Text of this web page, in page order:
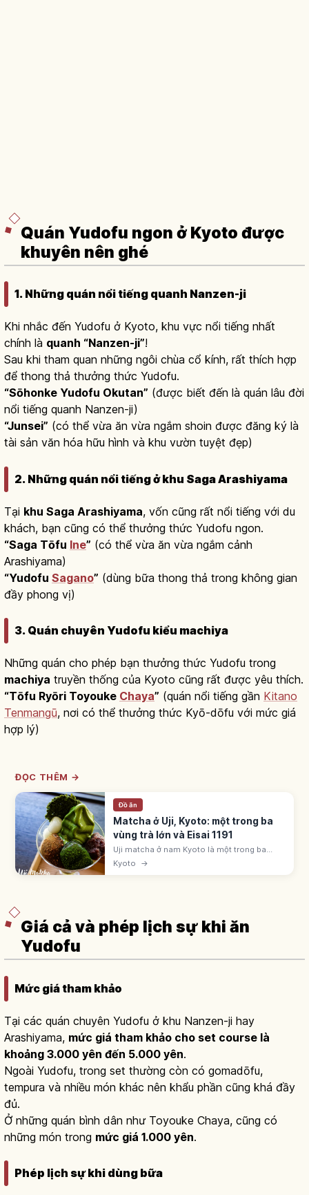
Quán Yudofu ngon ở Kyoto được
khuyên nên ghé
1. Những quán nổi tiếng quanh Nanzen-ji
Khi nhắc đến Yudofu ở Kyoto, khu vực nổi tiếng nhất
chính là quanh “Nanzen-ji”!
Sau khi tham quan những ngôi chùa cổ kính, rất thích hợp
để thong thả thưởng thức Yudofu.
“Sōhonke Yudofu Okutan” (được biết đến là quán lâu đời
nổi tiếng quanh Nanzen-ji)
“Junsei” (có thể vừa ăn vừa ngắm shoin được đăng ký là
tài sản văn hóa hữu hình và khu vườn tuyệt đẹp)
2. Những quán nổi tiếng ở khu Saga Arashiyama
Tại khu Saga Arashiyama, vốn cũng rất nổi tiếng với du
khách, bạn cũng có thể thưởng thức Yudofu ngon.
“Saga Tōfu Ine” (có thể vừa ăn vừa ngắm cảnh
Arashiyama)
“Yudofu Sagano” (dùng bữa thong thả trong không gian
đầy phong vị)
3. Quán chuyên Yudofu kiểu machiya
Những quán cho phép bạn thưởng thức Yudofu trong
machiya truyền thống của Kyoto cũng rất được yêu thích.
“Tōfu Ryōri Toyouke Chaya” (quán nổi tiếng gần Kitano
Tenmangū, nơi có thể thưởng thức Kyō-dōfu với mức giá
hợp lý)
ĐỌC THÊM →
Đồ ăn
Matcha ở Uji, Kyoto: một trong ba
vùng trà lớn và Eisai 1191
Uji matcha ở nam Kyoto là một trong ba
vùng trà lớn cùng Shizuoka, Sayama. Eisai
mang hạt giống trà từ nhà Tống về 1191; trà
Kyoto →
Giá cả và phép lịch sự khi ăn
Yudofu
Mức giá tham khảo
Tại các quán chuyên Yudofu ở khu Nanzen-ji hay
Arashiyama, mức giá tham khảo cho set course là
khoảng 3.000 yên đến 5.000 yên.
Ngoài Yudofu, trong set thường còn có gomadōfu,
tempura và nhiều món khác nên khẩu phần cũng khá đầy
đủ.
Ở những quán bình dân như Toyouke Chaya, cũng có
những món trong mức giá 1.000 yên.
Phép lịch sự khi dùng bữa